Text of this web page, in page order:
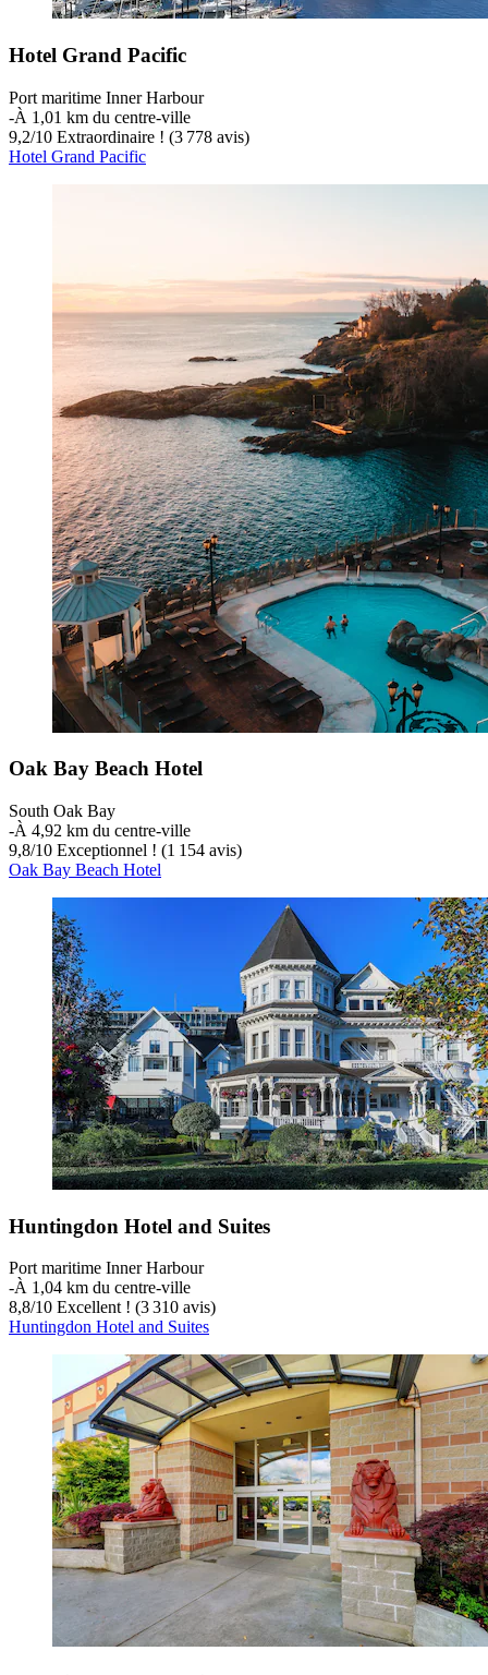
Hotel Grand Pacific
Port maritime Inner Harbour
‐À 1,01 km du centre-ville
9,2/10 Extraordinaire ! (3 778 avis)
Hotel Grand Pacific
Oak Bay Beach Hotel
South Oak Bay
‐À 4,92 km du centre-ville
9,8/10 Exceptionnel ! (1 154 avis)
Oak Bay Beach Hotel
Huntingdon Hotel and Suites
Port maritime Inner Harbour
‐À 1,04 km du centre-ville
8,8/10 Excellent ! (3 310 avis)
Huntingdon Hotel and Suites